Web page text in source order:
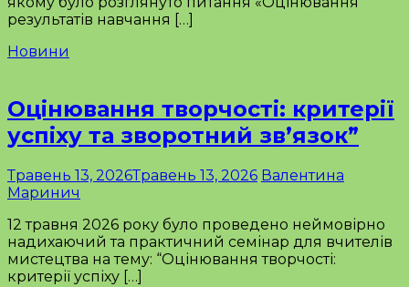
результатів навчання […]
Новини
Оцінювання творчості: критерії
успіху та зворотний зв’язок”
Травень 13, 2026Травень 13, 2026 Валентина
Маринич
12 травня 2026 року було проведено неймовірно
надихаючий та практичний семінар для вчителів
мистецтва на тему: “Оцінювання творчості:
критерії успіху […]